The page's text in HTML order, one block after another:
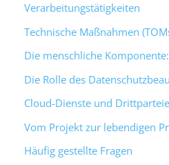
Verarbeitungstätigkeiten
Technische Maßnahmen
Die menschliche
Die Rolle des
Cloud-Dienste und
Vom Projekt zur lebendigen
Häufig gestellte Fragen